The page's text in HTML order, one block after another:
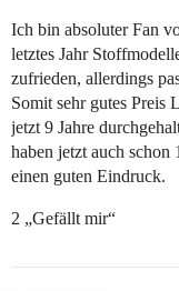
Ich bin absoluter Fan
letztes Jahr
zufrieden, allerdings
Somit sehr gutes Preis
jetzt 9 Jahre
haben jetzt auch schon
einen guten Eindruck.
2 „Gefällt mir“